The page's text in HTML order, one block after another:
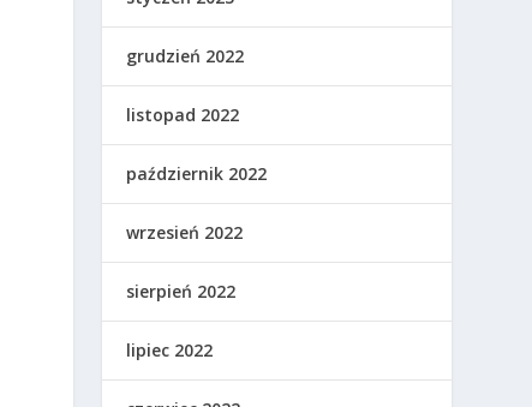
grudzień 2022
listopad 2022
październik 2022
wrzesień 2022
sierpień 2022
lipiec 2022